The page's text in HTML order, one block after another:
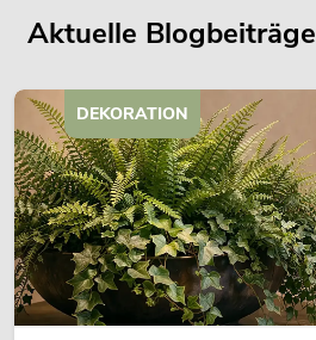
Aktuelle Blogbeiträge
DEKORATION